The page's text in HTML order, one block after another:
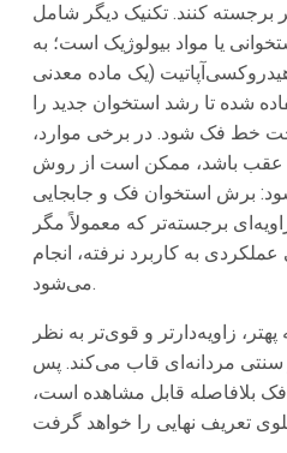
برجسته کنند. تکنیک دیگر شامل
یا مواد بیولوژیک است؛ به
هیدروکسی‌آپاتیت (یک ماده معدنی
شده تا رشد استخوان جدید را
خط فک شود. در برخی موارد،
عقب باشد، ممکن است از روش
برش استخوان فک و جابجایی
برجسته‌تر که معمولاً مگر
به کاربرد نرفته، انجام
می‌شود.
زاویه‌دارتر و قوی‌تر به نظر
مردانه‌ای قاب می‌کند. پس
فک بلافاصله قابل مشاهده است،